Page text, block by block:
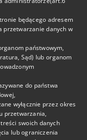
będącego adresem
przetwarzanie danych w
państwowym,
Sąd) lub organom
do państwa
wyłącznie przez okres
przetwarzania,
swoich danych
lub ograniczenia